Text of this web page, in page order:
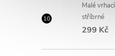
Malé
stříbrné
299 Kč